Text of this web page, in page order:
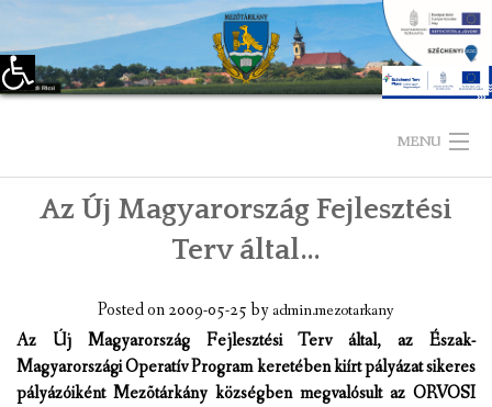
Eszköztár megnyitása
MENU
KEZDŐLAP
LÁTNIVALÓK
KAPCSOLAT
Az Új Magyarország Fejlesztési
Terv által…
Posted on2009-05-25byadmin.mezotarkany
Az Új Magyarország Fejlesztési Terv által, az Észak-
Magyarországi Operatív Program keretében kiírt pályázat sikeres
pályázóiként Mezõtárkány községben megvalósult az ORVOSI